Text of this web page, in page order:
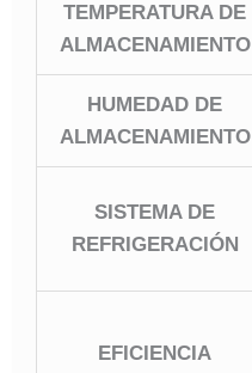
TEMPERATURA DE
ALMACENAMIENTO
HUMEDAD DE
ALMACENAMIENTO
SISTEMA DE
REFRIGERACIÓN
EFICIENCIA